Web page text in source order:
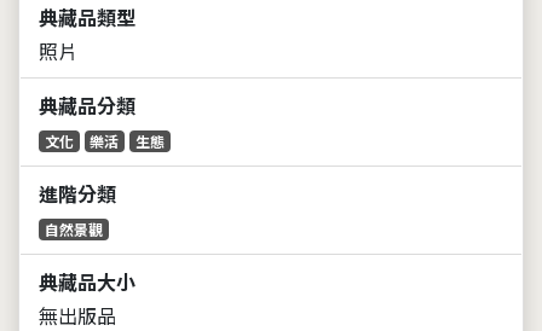
典藏品類型
照片
典藏品分類
文化 樂活 生態
進階分類
自然景觀
典藏品大小
無出版品